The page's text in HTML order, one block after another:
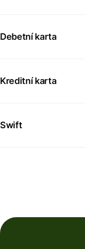
Debetní karta
Kreditní karta
Swift